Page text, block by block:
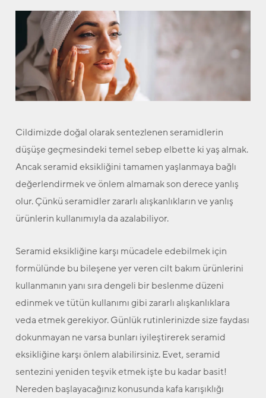
Cildimizde doğal olarak sentezlenen seramidlerin
düşüşe geçmesindeki temel sebep elbette ki yaş almak.
Ancak seramid eksikliğini tamamen yaşlanmaya bağlı
değerlendirmek ve önlem almamak son derece yanlış
olur. Çünkü seramidler zararlı alışkanlıkların ve yanlış
ürünlerin kullanımıyla da azalabiliyor.
Seramid eksikliğine karşı mücadele edebilmek için
formülünde bu bileşene yer veren cilt bakım ürünlerini
kullanmanın yanı sıra dengeli bir beslenme düzeni
edinmek ve tütün kullanımı gibi zararlı alışkanlıklara
veda etmek gerekiyor. Günlük rutinlerinizde size faydası
dokunmayan ne varsa bunları iyileştirerek seramid
eksikliğine karşı önlem alabilirsiniz. Evet, seramid
sentezini yeniden teşvik etmek işte bu kadar basit!
Nereden başlayacağınız konusunda kafa karışıklığı